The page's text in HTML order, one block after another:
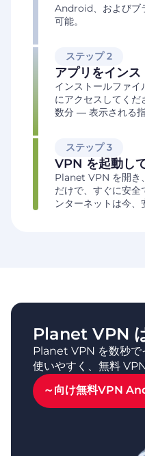
Android、およびブ
可能。
ステップ 2
アプリをインス
インストールファイ
にアクセスしてく
数分 — 表示される指
ステップ 3
VPN を起動し
Planet VPN を開き
だけで、すぐに安全
ンターネットは今、
Planet VPN
Planet VPN を数秒で
使いやすく、無料
～向け無料VPN